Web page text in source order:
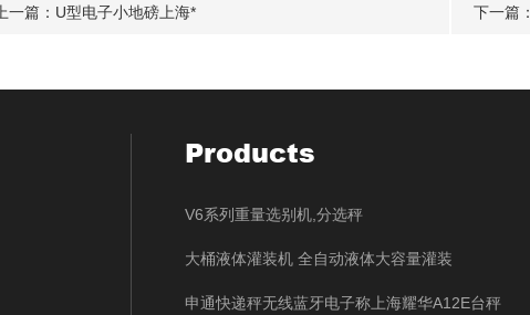
上一篇： U型电子小地磅上海* 下一篇：
Products
V6系列重量选别机,分选秤
大桶液体灌装机 全自动液体大容量灌装
申通快递秤无线蓝牙电子称上海耀华A12E台秤